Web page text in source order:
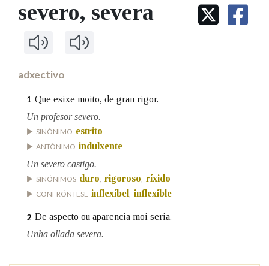
IDENTIDADE CORPORATIVA
MARCIAL DEL ADALID
FIGURAS HOMENAXEADAS
Facebook
TwitterYoutubeInstagram
Bluesky
BUSCAR NOS LEMAS
Comeza por
Contén
BUSCAR NO CONTIDO
severo, severa
adxectivo
1 Que esixe moito, de gran rigor.
Un profesor severo.
SINÓNIMO estrito
ANTÓNIMO indulxente
Un severo castigo.
SINÓNIMOS duro rigoroso ríxido
CONFRÓNTESE inflexíbel inflexible
2 De aspecto ou aparencia moi seria.
Unha ollada severa.